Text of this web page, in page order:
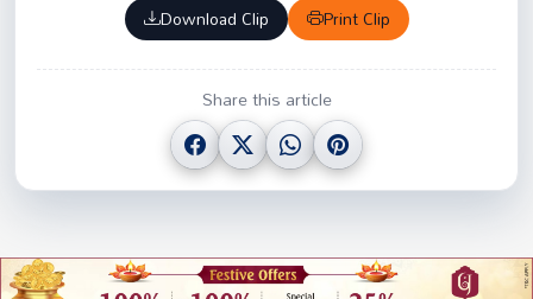
तैयारी की जा रही है। अधिकारियों ने बताया कि सुरक्षा की
दृष्टि से राजस्व विभाग द्वारा अपने डाटा की स्टोरेज के
लिए हरियाणा स्टेट इलेक्ट्रॉनिक्स डेवलपमेंट कॉर्पोरेशन
लिमिटेड (हार्ट्रॉन ) के माध्यम से प्रदेश में अपडेटिड डाटा
सेंटर स्थापित किया जा रहा है जिसके लिए टेंडर किया
को प्रॉपर्टी आईडी के साथ लिंक करवाकर सुव्यवस्थित
करवाने के भी निर्देश दिए।